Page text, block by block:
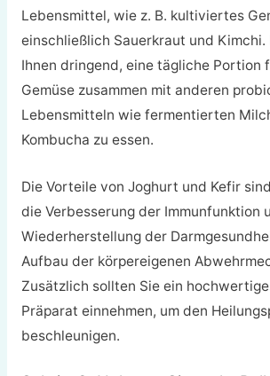
Lebensmittel, wie z. B. kultiviertes
einschließlich Sauerkraut und Kimchi.
Ihnen dringend, eine tägliche Portion
Gemüse zusammen mit anderen
Lebensmitteln wie fermentierten
Kombucha zu essen.
Die Vorteile von Joghurt und Kefir
die Verbesserung der Immunfunktion
Wiederherstellung der
Aufbau der körpereigenen
Zusätzlich sollten Sie ein
Präparat einnehmen, um den
beschleunigen.